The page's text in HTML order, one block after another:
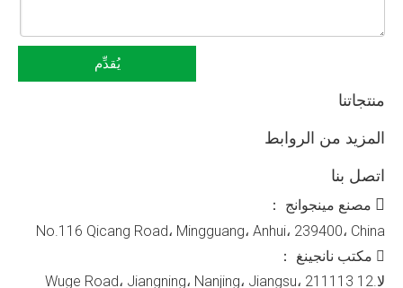
يُقدِّم
منتجاتنا
المزيد من الروابط
اتصل بنا
 مصنع مينجوانج ：
No.116 Qicang Road، Mingguang، Anhui، 239400، China
 مكتب نانجينغ ：
لا.12 Wuge Road، Jiangning، Nanjing، Jiangsu، 211113